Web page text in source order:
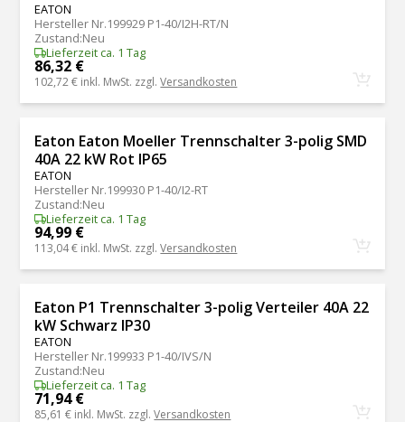
EATON
Hersteller Nr.199929 P1-40/I2H-RT/N
Zustand:Neu
Lieferzeit ca. 1 Tag
86,32 €
102,72 € inkl. MwSt. zzgl.Versandkosten
Eaton Eaton Moeller Trennschalter 3-polig SMD
40A 22 kW Rot IP65
EATON
Hersteller Nr.199930 P1-40/I2-RT
Zustand:Neu
Lieferzeit ca. 1 Tag
94,99 €
113,04 € inkl. MwSt. zzgl.Versandkosten
Eaton P1 Trennschalter 3-polig Verteiler 40A 22
kW Schwarz IP30
EATON
Hersteller Nr.199933 P1-40/IVS/N
Zustand:Neu
Lieferzeit ca. 1 Tag
71,94 €
85,61 € inkl. MwSt. zzgl.Versandkosten